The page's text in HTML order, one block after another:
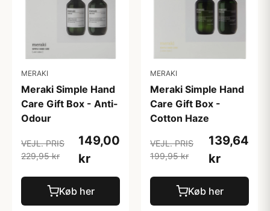
MERAKI
Meraki Simple Hand
Care Gift Box - Anti-
Odour
VEJL. PRIS
229,95 kr
149,00
kr
Køb her
MERAKI
Meraki Simple Hand
Care Gift Box -
Cotton Haze
VEJL. PRIS
199,95 kr
139,64
kr
Køb her